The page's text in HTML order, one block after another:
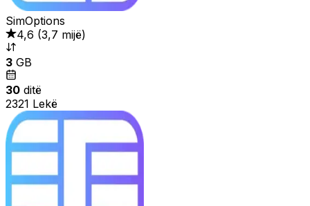
SimOptions
4,6 (3,7 mijë)
3 GB
30 ditë
2321 Lekë